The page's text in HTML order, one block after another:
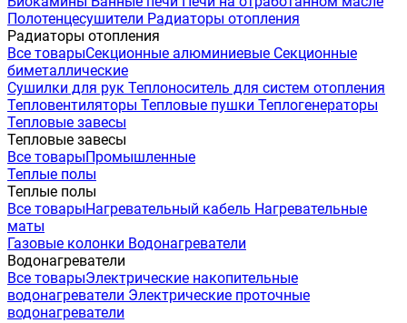
Полотенцесушители Радиаторы отопления
Радиаторы отопления
Все товарыСекционные алюминиевые Секционные
биметаллические
Сушилки для рук Теплоноситель для систем отопления
Тепловентиляторы Тепловые пушки Теплогенераторы
Тепловые завесы
Тепловые завесы
Все товарыПромышленные
Теплые полы
Теплые полы
Все товарыНагревательный кабель Нагревательные
маты
Газовые колонки Водонагреватели
Водонагреватели
Все товарыЭлектрические накопительные
водонагреватели Электрические проточные
водонагреватели